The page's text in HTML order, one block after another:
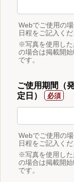
Webでご使用の
日程をご記入くだ
※写真を使用した
の場合は掲載開
です。
ご使用期間（
定日）
Webでご使用の
日程をご記入くだ
※写真を使用した
の場合は掲載開
です。